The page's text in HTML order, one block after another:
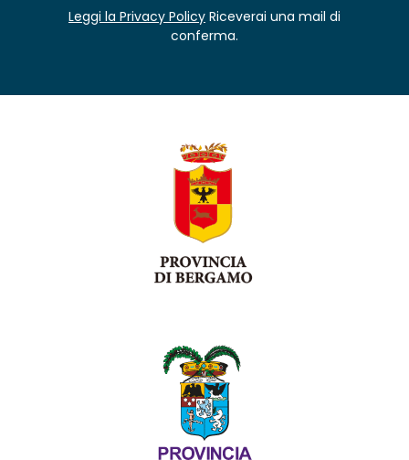
Leggi la Privacy Policy Riceverai una mail di
conferma.